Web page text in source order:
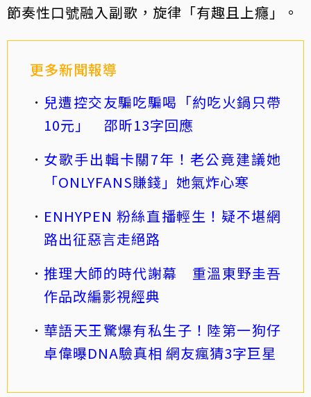
節奏性口號融入副歌，旋律「有趣且上癮」。
更多新聞報導
兒遭控交友騙吃騙喝「約吃火鍋只帶
10元」 邵昕13字回應
女歌手出輯卡關7年！老公竟建議她
「ONLYFANS賺錢」她氣炸心寒
ENHYPEN 粉絲直播輕生！疑不堪網
路出征惡言走絕路
推理大師的時代謝幕 重溫東野圭吾
作品改編影視經典
華語天王驚爆有私生子！陸第一狗仔
卓偉曝DNA驗真相 網友瘋猜3字巨星